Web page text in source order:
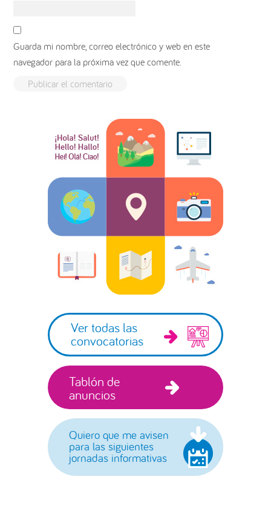
Guarda mi nombre, correo electrónico y web en este
navegador para la próxima vez que comente.
Barra
lateral
principal
Ver todas las
convocatorias
Tablón de
anuncios
Quiero que me avisen
para las siguientes
jornadas informativas